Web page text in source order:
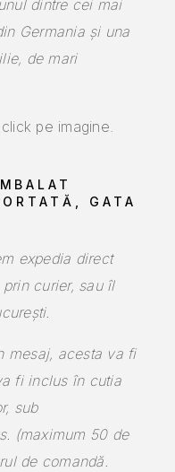
dintre cei mai
Germania și una
de mari
pe imagine.
GATA
expedia direct
curier, sau îl
mesaj, acesta va fi
fi inclus în cutia
sub
(maximum 50 de
de comandă.